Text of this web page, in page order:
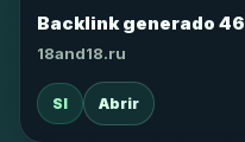
Backlink generado 46
18and18.ru
SI Abrir